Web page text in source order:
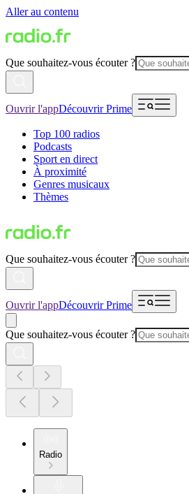
Aller au contenu
Que souhaitez-vous écouter ?
Ouvrir l'appDécouvrir Prime
Top 100 radios
Podcasts
Sport en direct
À proximité
Genres musicaux
Thèmes
Que souhaitez-vous écouter ?
Ouvrir l'appDécouvrir Prime
Que souhaitez-vous écouter ?
Radio